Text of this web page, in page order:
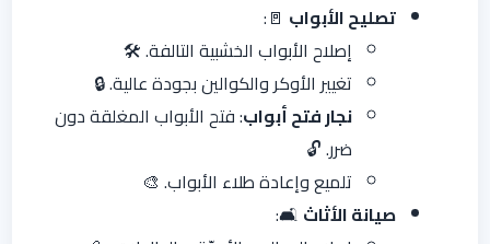
تصليح الأبواب 🚪:
إصلاح الأبواب الخشبية التالفة. 🛠️
تغيير الأوكر والكوالين بجودة عالية. 🔒
نجار فتح أبواب: فتح الأبواب المغلقة دون
ضرر. 🔓
تلميع وإعادة طلاء الأبواب. 🎨
صيانة الأثاث 🛋️: